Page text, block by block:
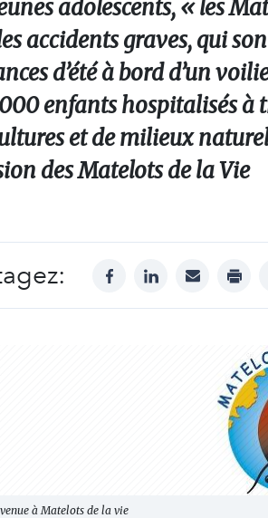
adolescents, « les
accidents graves, qui
d’été à bord d’un
enfants hospitalisés à
et de milieux
des Matelots de la Vie
facebooklinkedinmail print
à Matelots de la vie